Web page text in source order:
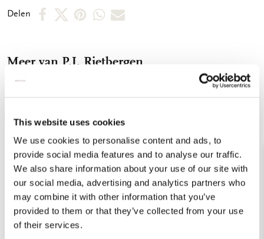
This website uses cookies
We use cookies to personalise content and ads, to
provide social media features and to analyse our traffic.
We also share information about your use of our site with
our social media, advertising and analytics partners who
may combine it with other information that you’ve
provided to them or that they’ve collected from your use
of their services.
vernieuwende rol. In die vier jaar van zijn regering vulde hij het
in Nederland tot dan toe ongekende instituut van de
om zijn onderdanen te leren kennen, was snel ter plekke als
zich calamiteiten voordeden, en interesseerde zich structureel
voor het Nederlandse water-management. Kunstminnaar als
Uitvoering: hardcover Gebonden met rood linnen rug Voorzien
van leeslint Taal: Nederlands Aantal pagina's: 120 Formaat:
16,5 x 11,5 cm ISBN: 978 906109 5880
Delen
DeelDeelDeelDeelDeel
Meer van P.J. Rietbergen